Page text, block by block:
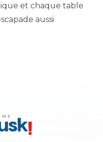
et chaque table
aussi